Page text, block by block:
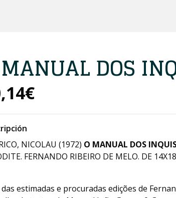
DOS
NICOLAU (1972) O MANUAL DOS
FERNANDO RIBEIRO DE MELO. DE
das estimadas e procuradas edições de